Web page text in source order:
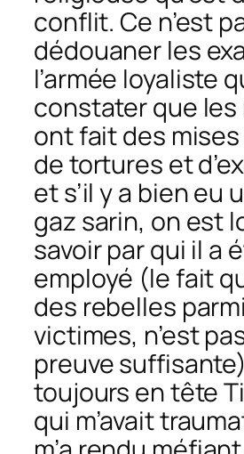
conflit. Ce n’est
dédouaner les
l’armée loyaliste
constater que
ont fait des
de tortures et
et s’il y a bien eu
gaz sarin, on est
savoir par qui il a
employé (le fait
des rebelles
victimes, n’est
preuve
toujours en tête
qui m’avait